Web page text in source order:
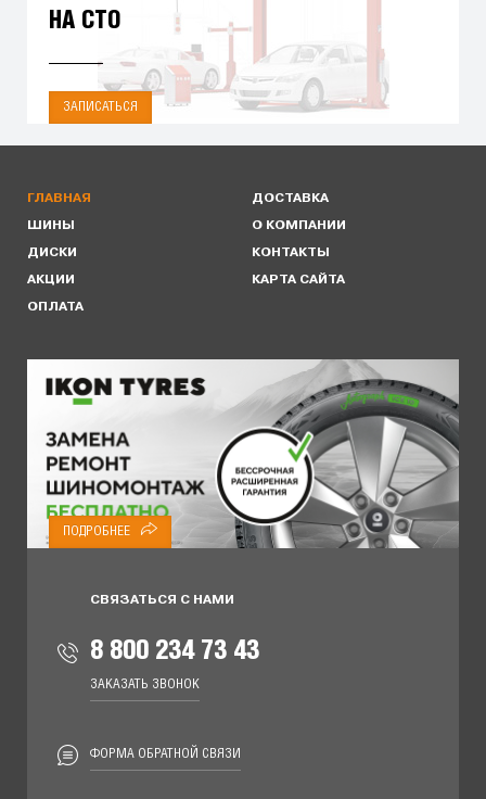
НА СТО
ЗАПИСАТЬСЯ
ГЛАВНАЯ
ШИНЫ
ДИСКИ
АКЦИИ
ОПЛАТА
ДОСТАВКА
О КОМПАНИИ
КОНТАКТЫ
КАРТА САЙТА
ПОДРОБНЕЕ
СВЯЗАТЬСЯ С НАМИ
8 800 234 73 43
ЗАКАЗАТЬ ЗВОНОК
ФОРМА ОБРАТНОЙ СВЯЗИ